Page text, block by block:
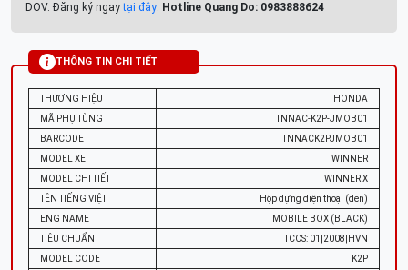
DOV. Đăng ký ngaytại đây. Hotline Quang Do: 0983888624
THÔNG TIN CHI TIẾT
THƯƠNG HIỆU
HONDA
MÃ PHỤ TÙNG
TNNAC-K2P-JMOB01
BARCODE
TNNACK2PJMOB01
MODEL XE
WINNER
MODEL CHI TIẾT
WINNER X
TÊN TIẾNG VIỆT
Hộp đựng điện thoại (đen)
ENG NAME
MOBILE BOX (BLACK)
TIÊU CHUẨN
TCCS: 01|2008|HVN
MODEL CODE
K2P